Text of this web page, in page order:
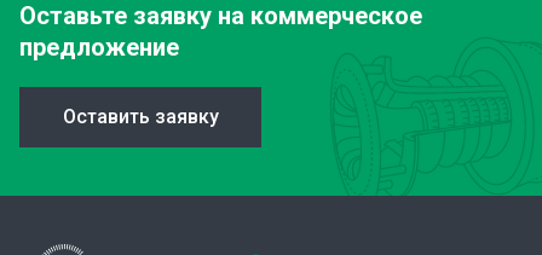
Оставьте заявку на коммерческое
предложение
Оставить заявку